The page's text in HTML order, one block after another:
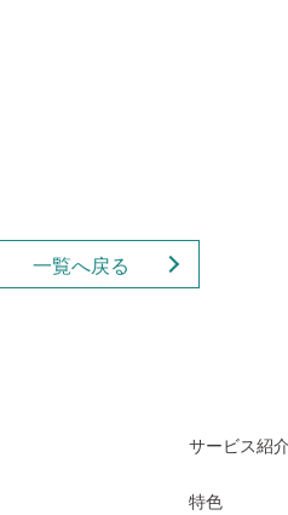
一覧へ戻る
サービス紹介
特色